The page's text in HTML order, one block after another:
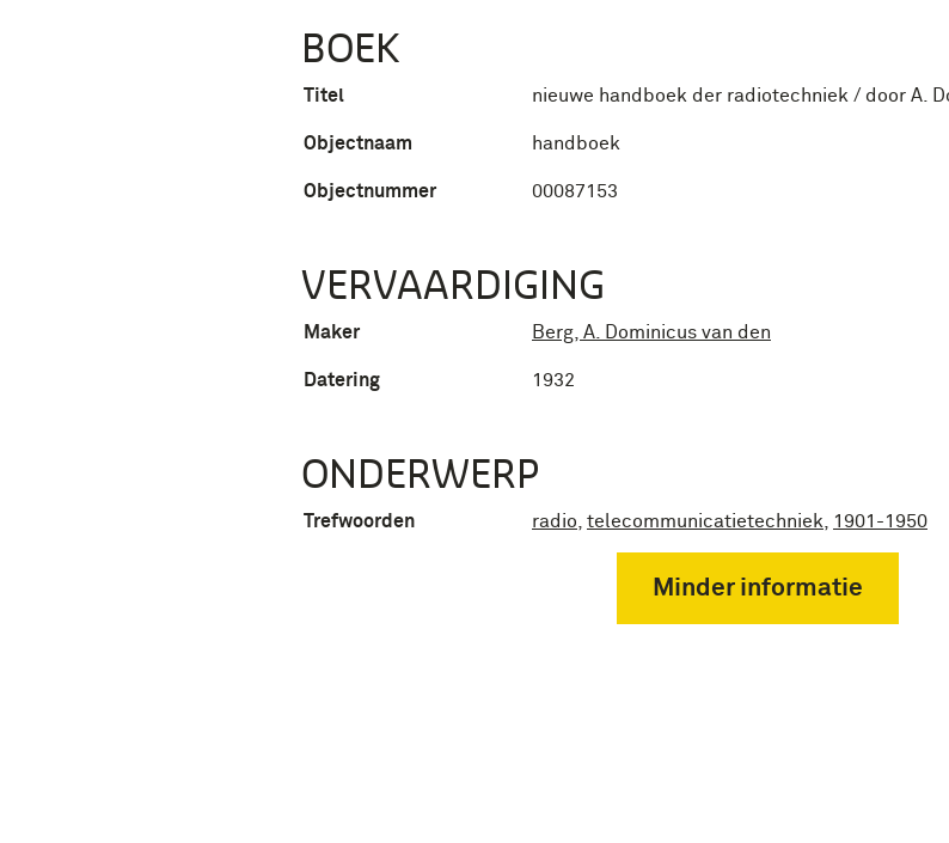
BOEK
Titel nieuwe handboek der radiotechniek / door A.
Objectnaam handboek
Objectnummer 00087153
VERVAARDIGING
Maker Berg, A. Dominicus van den
Datering 1932
ONDERWERP
Trefwoorden radio telecommunicatietechniek 1901-1950
Minder informatie